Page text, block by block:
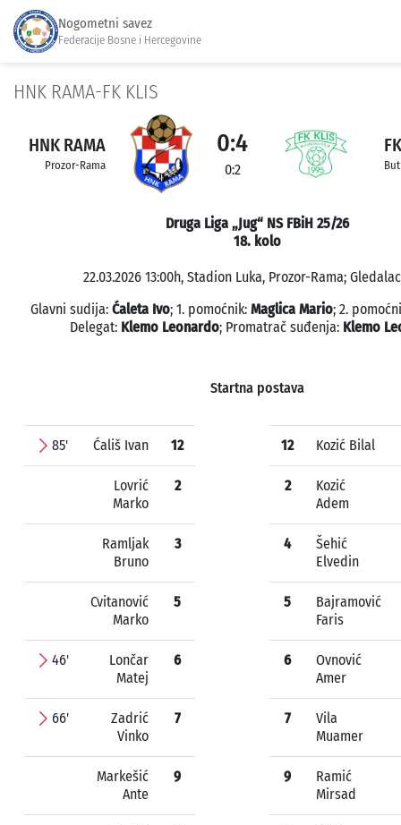
Nogometni savez
Federacije Bosne i Hercegovine
HNK RAMA-FK KLIS
HNK RAMA
Prozor-Rama
0:4
0:2
Druga Liga „Jug“ NS FBiH 25/26
18. kolo
22.03.2026 13:00h, Stadion Luka, Prozor-Rama;
Glavni sudija: Ćaleta Ivo; 1. pomoćnik: Maglica Mario; 2.
Delegat: Klemo Leonardo; Promatrač suđenja: Klemo
Startna postava
85' Ćališ Ivan 12
Lovrić
Marko
2
Ramljak
Bruno
3
Cvitanović
Marko
5
46'
Lončar
Matej
6
66'
Zadrić
Vinko
7
Markešić
Ante
9
12 Kozić Bilal
2
Kozić
Adem
4
Šehić
Elvedin
5
Bajramović
Faris
6
Ovnović
Amer
7
Vila
Muamer
9
Ramić
Mirsad